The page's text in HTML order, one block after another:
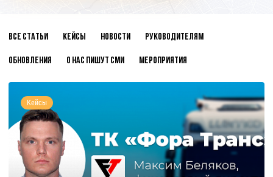
Все статьи Кейсы Новости Руководителям
Обновления О нас пишут СМИ Мероприятия
Кейсы